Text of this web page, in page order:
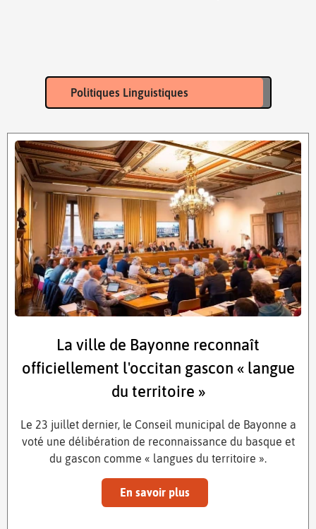
Politiques Linguistiques
La ville de Bayonne reconnaît
officiellement l'occitan gascon « langue
du territoire »
Le 23 juillet dernier, le Conseil municipal de Bayonne a
voté une délibération de reconnaissance du basque et
du gascon comme « langues du territoire ».
En savoir plus